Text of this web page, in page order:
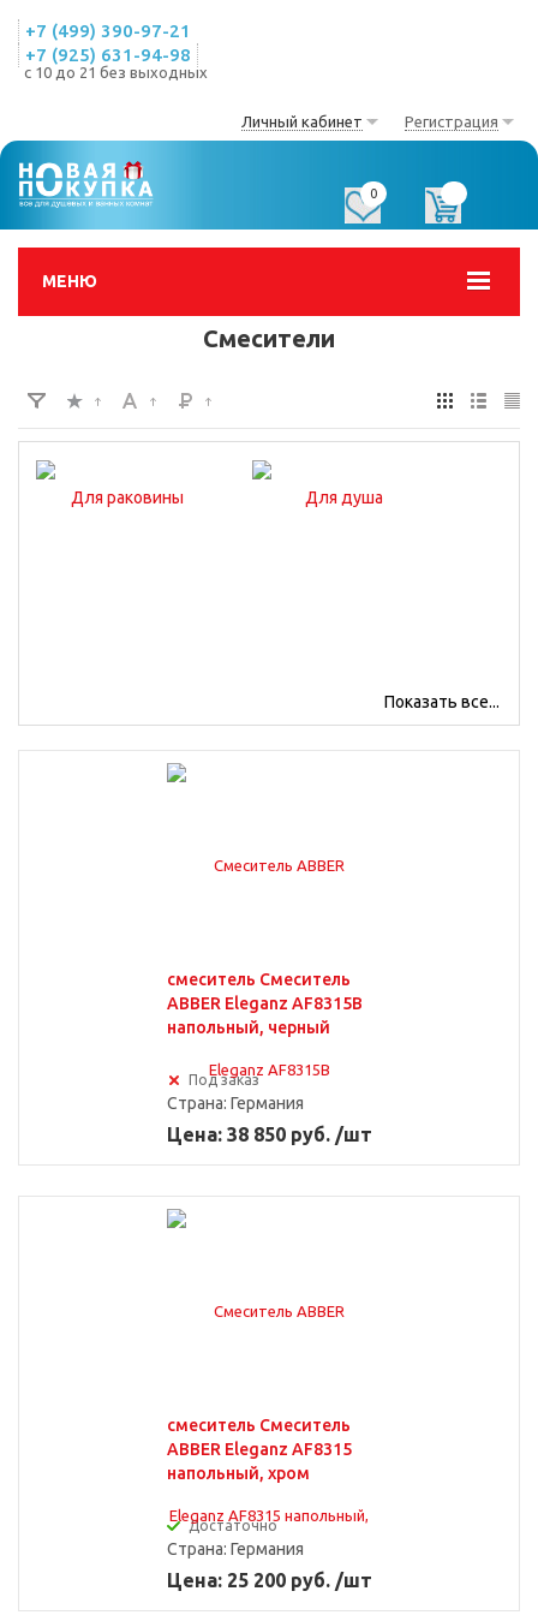
+7 (499) 390-97-21
+7 (925) 631-94-98
с 10 до 21 без выходных
Личный кабинет Регистрация
МЕНЮ
0
Смесители
Для раковины Для душа
Для биде
Цвет хром
Цвет золото
Показать все...
смеситель Смеситель
ABBER Eleganz AF8315B
напольный, черный
Под заказ
Страна: Германия
Цена: 38 850 руб. /шт
смеситель Смеситель
ABBER Eleganz AF8315
напольный, хром
Достаточно
Страна: Германия
Цена: 25 200 руб. /шт